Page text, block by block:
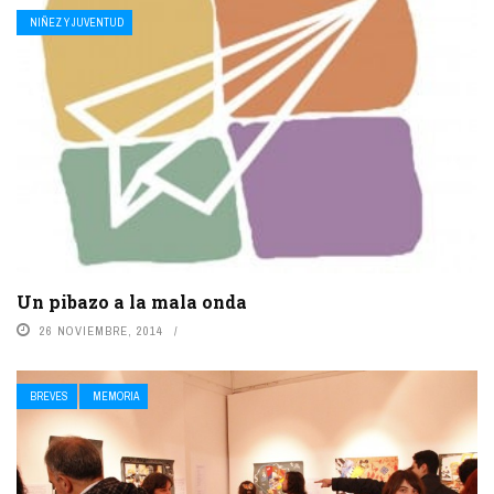
NIÑEZ Y JUVENTUD
Un pibazo a la mala onda
26 NOVIEMBRE, 2014
BREVES MEMORIA